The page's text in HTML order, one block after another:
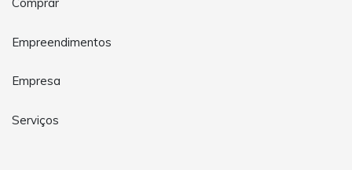
Comprar
Empreendimentos
Empresa
Serviços